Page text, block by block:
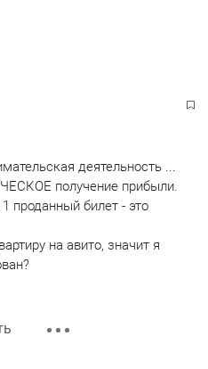
деятельность ...
получение прибыли.
проданный билет - это
на авито, значит я